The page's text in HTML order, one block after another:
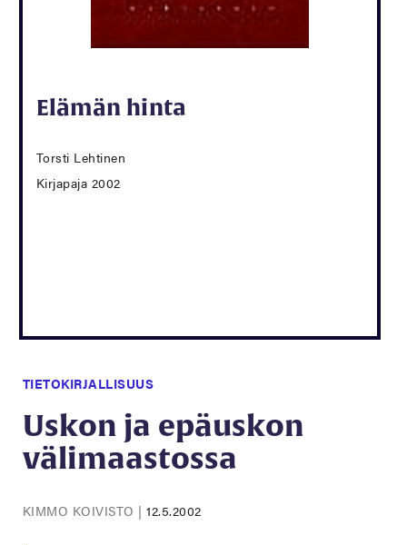
Elämän hinta
Torsti Lehtinen
Kirjapaja 2002
TIETOKIRJALLISUUS
Uskon ja epäuskon
välimaastossa
KIMMO KOIVISTO |12.5.2002